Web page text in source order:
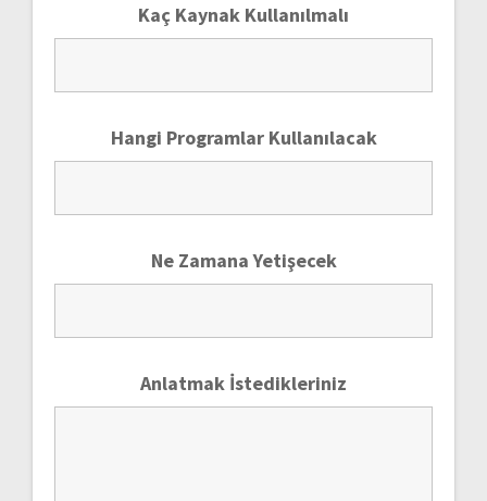
Kaç Kaynak Kullanılmalı
Hangi Programlar Kullanılacak
Ne Zamana Yetişecek
Anlatmak İstedikleriniz